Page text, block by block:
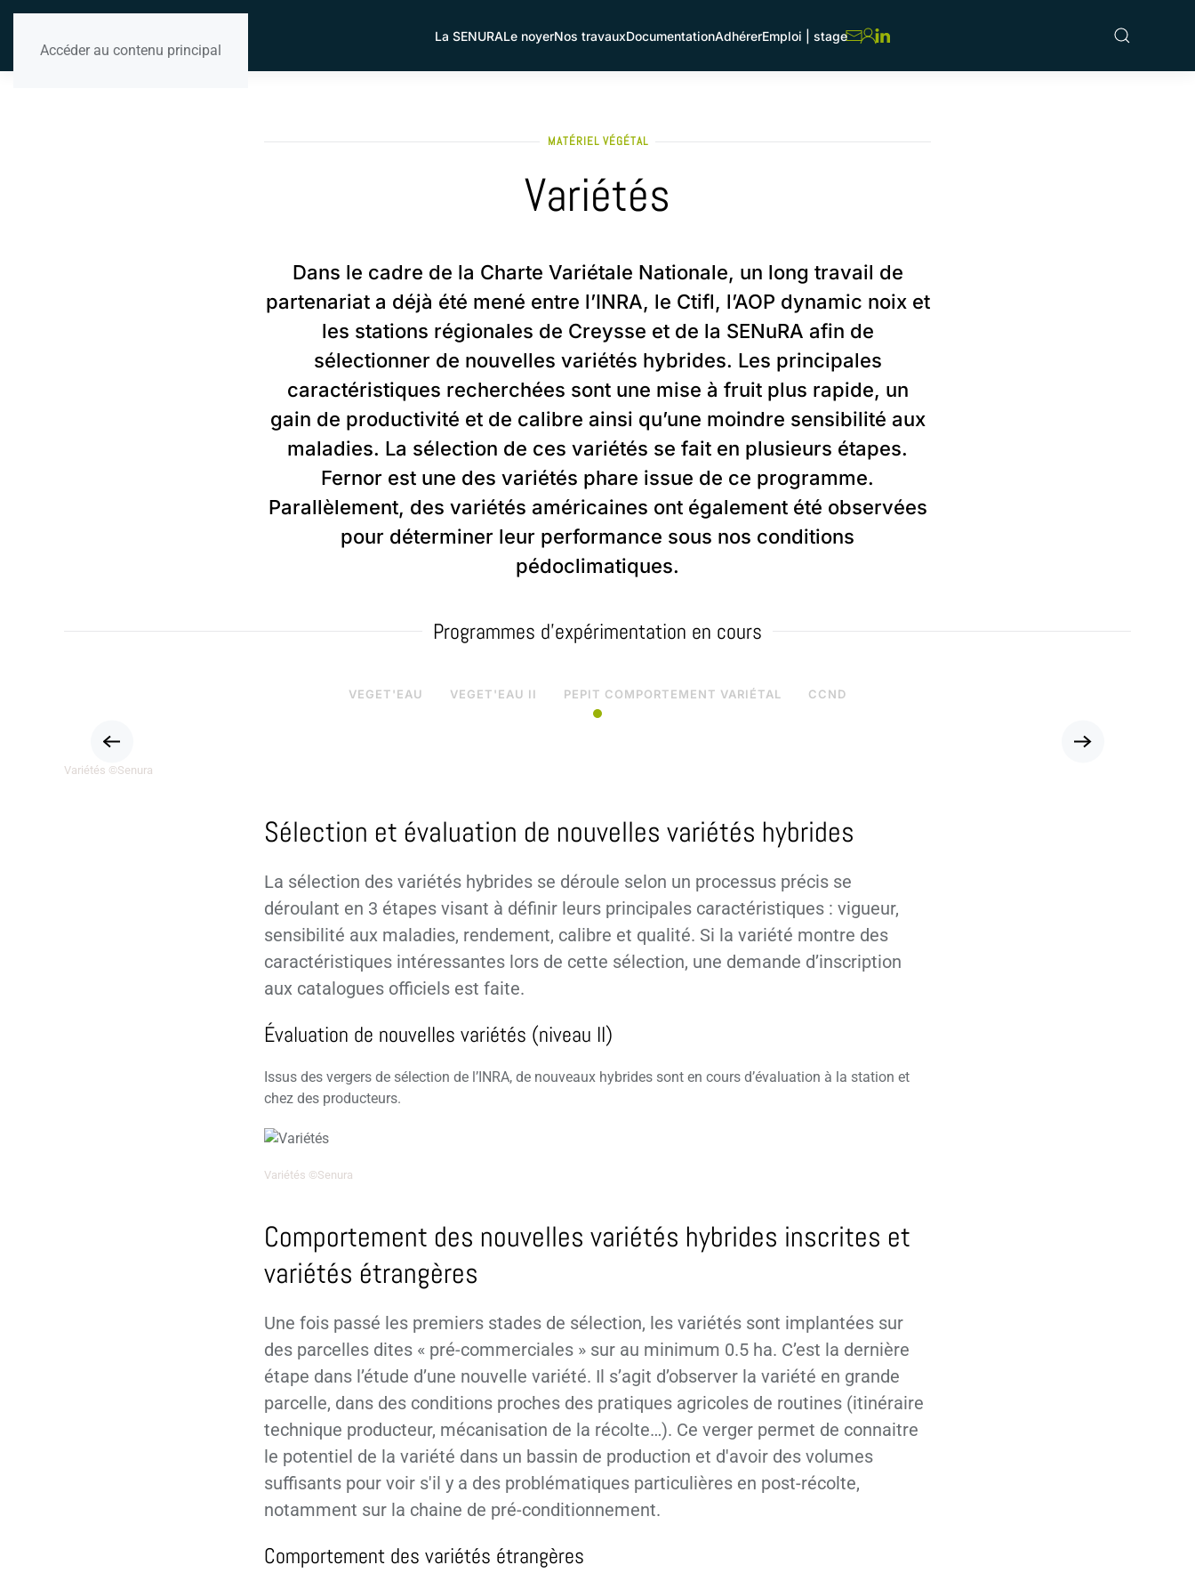
Accéder au contenu principal
La SENURALe noyerNos travauxDocumentationAdhérerEmploi | stage
MATÉRIEL VÉGÉTAL
Variétés
Dans le cadre de la Charte Variétale Nationale, un long travail de
partenariat a déjà été mené entre l’INRA, le Ctifl, l’AOP dynamic noix et
les stations régionales de Creysse et de la SENuRA afin de
sélectionner de nouvelles variétés hybrides. Les principales
caractéristiques recherchées sont une mise à fruit plus rapide, un
gain de productivité et de calibre ainsi qu’une moindre sensibilité aux
maladies. La sélection de ces variétés se fait en plusieurs étapes.
Fernor est une des variétés phare issue de ce programme.
Parallèlement, des variétés américaines ont également été observées
pour déterminer leur performance sous nos conditions
pédoclimatiques.
Programmes d'expérimentation en cours
VEGET'EAU VEGET'EAU II PEPIT COMPORTEMENT VARIÉTAL CCND
Variétés ©Senura
Sélection et évaluation de nouvelles variétés hybrides
La sélection des variétés hybrides se déroule selon un processus précis se
déroulant en 3 étapes visant à définir leurs principales caractéristiques : vigueur,
sensibilité aux maladies, rendement, calibre et qualité. Si la variété montre des
caractéristiques intéressantes lors de cette sélection, une demande d’inscription
aux catalogues officiels est faite.
Évaluation de nouvelles variétés (niveau II)
Issus des vergers de sélection de l’INRA, de nouveaux hybrides sont en cours d’évaluation à la station et
chez des producteurs.
Variétés ©Senura
Comportement des nouvelles variétés hybrides inscrites et
variétés étrangères
Une fois passé les premiers stades de sélection, les variétés sont implantées sur
des parcelles dites « pré-commerciales » sur au minimum 0.5 ha. C’est la dernière
étape dans l’étude d’une nouvelle variété. Il s’agit d’observer la variété en grande
parcelle, dans des conditions proches des pratiques agricoles de routines (itinéraire
technique producteur, mécanisation de la récolte…). Ce verger permet de connaitre
le potentiel de la variété dans un bassin de production et d'avoir des volumes
suffisants pour voir s'il y a des problématiques particulières en post-récolte,
notamment sur la chaine de pré-conditionnement.
Comportement des variétés étrangères